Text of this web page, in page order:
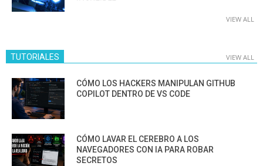
VIEW ALL
TUTORIALES VIEW ALL
CÓMO LOS HACKERS MANIPULAN GITHUB
COPILOT DENTRO DE VS CODE
CÓMO LAVAR EL CEREBRO A LOS
NAVEGADORES CON IA PARA ROBAR
SECRETOS